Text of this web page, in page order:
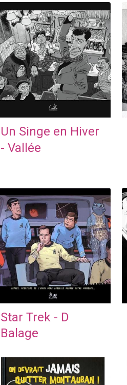
Un Singe en Hiver
- Vallée
Star Trek - D
Balage